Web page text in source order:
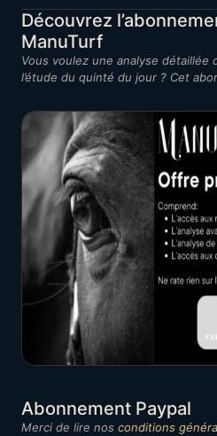
Découvrez
ManuTurf
Vous voulez une analyse détaillée
l’étude du quinté du jour ? Cet
Abonnement Paypal
Merci de lire nos conditions